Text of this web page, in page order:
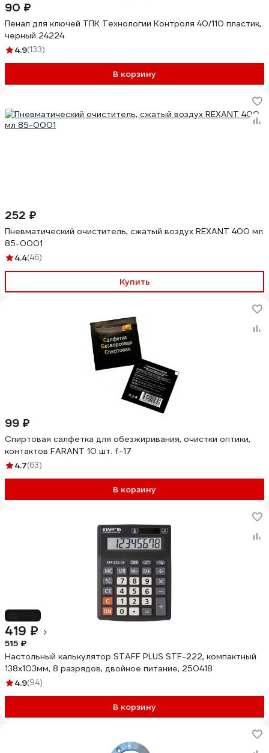
90 ₽
Пенал для ключей ТПК Технологии Контроля 40/110 пластик,
черный 24224
4.9(133)
В корзину
252 ₽
Пневматический очиститель, сжатый воздух REXANT 400 мл
85-0001
4.4(46)
Купить
99 ₽
Спиртовая салфетка для обезжиривания, очистки оптики,
контактов FARANT 10 шт. f-17
4.7(63)
В корзину
419 ₽
515 ₽
Настольный калькулятор STAFF PLUS STF-222, компактный
138x103мм, 8 разрядов, двойное питание, 250418
4.9(94)
В корзину